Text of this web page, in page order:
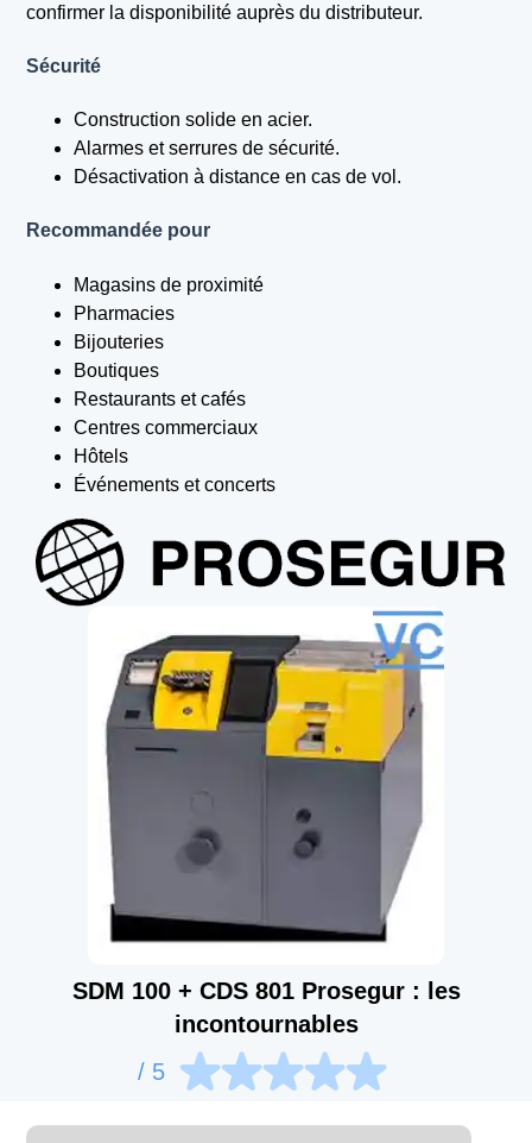
confirmer la disponibilité auprès du distributeur.
Sécurité
Construction solide en acier.
Alarmes et serrures de sécurité.
Désactivation à distance en cas de vol.
Recommandée pour
Magasins de proximité
Pharmacies
Bijouteries
Boutiques
Restaurants et cafés
Centres commerciaux
Hôtels
Événements et concerts
SDM 100 + CDS 801 Prosegur : les
incontournables
/ 5